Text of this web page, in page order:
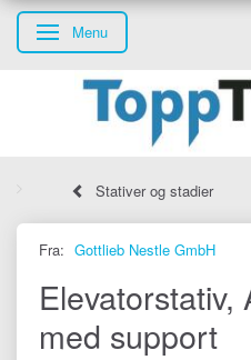
Skifte navigation
Menu
Stativer og stadier
Fra: Gottlieb Nestle GmbH
Elevatorstativ,
med support